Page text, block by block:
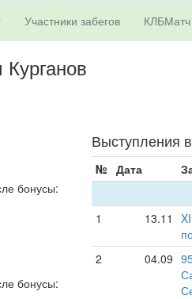
Участники забегов КЛБМатч
бонусы:
бонусы:
Выступления
№ Дата
1
13.11
2 04.09